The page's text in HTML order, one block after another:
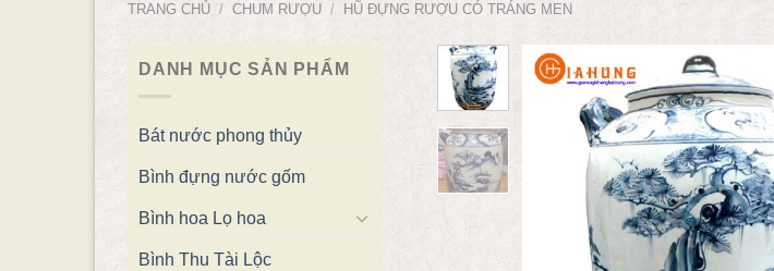
TRANG CHỦ / CHUM RƯỢU / HŨ ĐỰNG RƯỢU CÓ TRÁNG MEN
DANH MỤC SẢN PHẨM
Bát nước phong thủy
Bình đựng nước gốm
Bình hoa Lọ hoa
Bình Thu Tài Lộc